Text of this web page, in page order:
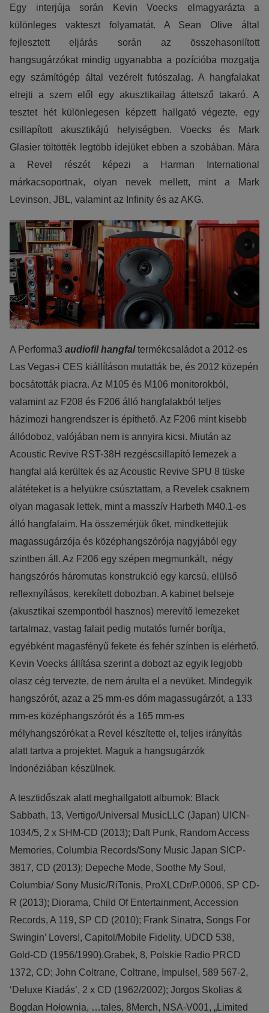
Egy interjúja során Kevin Voecks elmagyarázta a
különleges vakteszt folyamatát. A Sean Olive által
fejlesztett eljárás során az összehasonlított
hangsugárzókat mindig ugyanabba a pozícióba mozgatja
egy számítógép által vezérelt futószalag. A hangfalakat
elrejti a szem elől egy akusztikailag áttetsző takaró. A
tesztet hét különlegesen képzett hallgató végezte, egy
csillapított akusztikájú helyiségben. Voecks és Mark
Glasier töltötték legtöbb idejüket ebben a szobában. Mára
a Revel részét képezi a Harman International
márkacsoportnak, olyan nevek mellett, mint a Mark
Levinson, JBL, valamint az Infinity és az AKG.
A Performa3 audiofil hangfaltermékcsaládot a 2012-es
Las Vegas-i CES kiállításon mutatták be, és 2012 közepén
bocsátották piacra. Az M105 és M106 monitorokból,
valamint az F208 és F206 álló hangfalakból teljes
házimozi hangrendszer is építhető. Az F206 mint kisebb
állódoboz, valójában nem is annyira kicsi. Miután az
Acoustic Revive RST-38H rezgéscsillapító lemezek a
hangfal alá kerültek és az Acoustic Revive SPU 8 tüske
alátéteket is a helyükre csúsztattam, a Revelek csaknem
olyan magasak lettek, mint a masszív Harbeth M40.1-es
álló hangfalaim. Ha összemérjük őket, mindkettejük
magassugárzója és középhangszórója nagyjából egy
szintben áll. Az F206 egy szépen megmunkált, négy
hangszórós háromutas konstrukció egy karcsú, elülső
reflexnyílásos, kerekített dobozban. A kabinet belseje
(akusztikai szempontból hasznos) merevítő lemezeket
tartalmaz, vastag falait pedig mutatós furnér borítja,
egyébként magasfényű fekete és fehér színben is elérhető.
Kevin Voecks állítása szerint a dobozt az egyik legjobb
olasz cég tervezte, de nem árulta el a nevüket. Mindegyik
hangszórót, azaz a 25 mm-es dóm magassugárzót, a 133
mm-es középhangszórót és a 165 mm-es
mélyhangszórókat a Revel készítette el, teljes irányítás
alatt tartva a projektet. Maguk a hangsugárzók
Indonéziában készülnek.
A tesztidőszak alatt meghallgatott albumok: Black
Sabbath, 13, Vertigo/Universal MusicLLC (Japan) UICN-
1034/5, 2 x SHM-CD (2013); Daft Punk, Random Access
Memories, Columbia Records/Sony Music Japan SICP-
3817, CD (2013); Depeche Mode, Soothe My Soul,
Columbia/ Sony Music/RiTonis, ProXLCDr/P.0006, SP CD-
R (2013); Diorama, Child Of Entertainment, Accession
Records, A 119, SP CD (2010); Frank Sinatra, Songs For
Swingin’ Lovers!, Capitol/Mobile Fidelity, UDCD 538,
Gold-CD (1956/1990).Grabek, 8, Polskie Radio PRCD
1372, CD; John Coltrane, Coltrane, Impulse!, 589 567-2,
‘Deluxe Kiadás’, 2 x CD (1962/2002); Jorgos Skolias &
Bogdan Hołownia, …tales, 8Merch, NSA-V001, „Limited